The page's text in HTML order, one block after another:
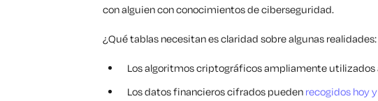
con alguien con conocimientos de ciberseguridad.
¿Qué tablas necesitanes claridad sobre algunas realidades:
Los algoritmos criptográficos ampliamente utilizados
Los datos financieros cifrados pueden recogidos hoy